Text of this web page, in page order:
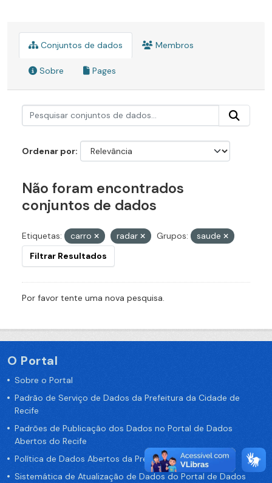
Conjuntos de dados Membros
Sobre Pages
Ordenar por
Não foram encontrados
conjuntos de dados
Etiquetas: carro radar Grupos:
saude
Filtrar Resultados
Por favor tente uma nova pesquisa.
O Portal
Sobre o Portal
Padrão de Serviço de Dados da Prefeitura da Cidade de
Recife
Padrões de Publicação dos Dados no Portal de Dados
Abertos do Recife
Política de Dados Abertos da Prefeitura do Recife
Sistemática de Atualização de Dados do Portal de Dados